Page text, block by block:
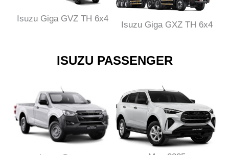
Isuzu Giga GVZ TH 6x4
Isuzu Giga GXZ TH 6x4
ISUZU PASSENGER